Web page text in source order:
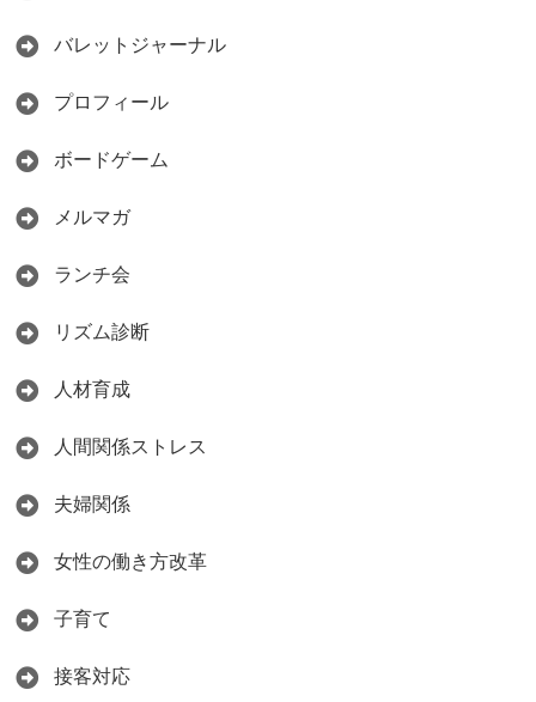
バレットジャーナル
プロフィール
ボードゲーム
メルマガ
ランチ会
リズム診断
人材育成
人間関係ストレス
夫婦関係
女性の働き方改革
子育て
接客対応